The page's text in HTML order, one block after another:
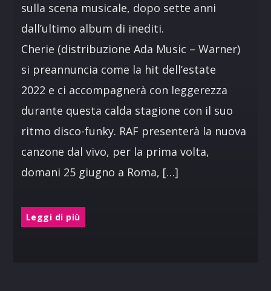
sulla scena musicale, dopo sette anni
dall’ultimo album di inediti.
Cherie (distribuzione Ada Music – Warner)
si preannuncia come la hit dell’estate
2022 e ci accompagnerà con leggerezza
durante questa calda stagione con il suo
ritmo disco-funky. RAF presenterà la nuova
canzone dal vivo, per la prima volta,
domani 25 giugno a Roma, […]
Leggi di più